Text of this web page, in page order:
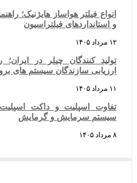
انواع فیلتر هواساز هایژنیک؛
و استانداردهای فیلتراسیون
۱۲ مرداد ۱۴۰۵
تولید کنندگان چیلر در
ارزیابی سازندگان سیستم های
۱۱ مرداد ۱۴۰۵
تفاوت اسپلیت و داکت
سیستم سرمایش و گرمایش
۸ مرداد ۱۴۰۵